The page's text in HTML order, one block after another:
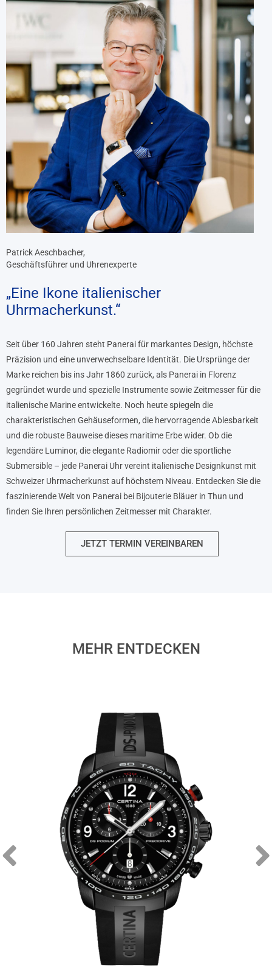
Patrick Aeschbacher,
Geschäftsführer und Uhrenexperte
„Eine Ikone italienischer
Uhrmacherkunst.“
Seit über 160 Jahren steht Panerai für markantes Design, höchste
Präzision und eine unverwechselbare Identität. Die Ursprünge der
Marke reichen bis ins Jahr 1860 zurück, als Panerai in Florenz
gegründet wurde und spezielle Instrumente sowie Zeitmesser für die
italienische Marine entwickelte. Noch heute spiegeln die
charakteristischen Gehäuseformen, die hervorragende Ablesbarkeit
und die robuste Bauweise dieses maritime Erbe wider. Ob die
legendäre Luminor, die elegante Radiomir oder die sportliche
Submersible – jede Panerai Uhr vereint italienische Designkunst mit
Schweizer Uhrmacherkunst auf höchstem Niveau. Entdecken Sie die
faszinierende Welt von Panerai bei Bijouterie Bläuer in Thun und
finden Sie Ihren persönlichen Zeitmesser mit Charakter.
JETZT TERMIN VEREINBAREN
MEHR ENTDECKEN